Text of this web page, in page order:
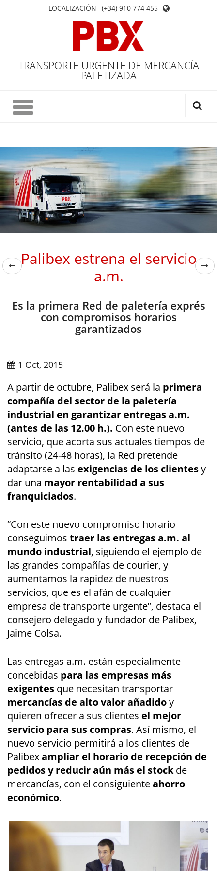
LOCALIZACIÓN (+34) 910 774 455
TRANSPORTE URGENTE DE MERCANCÍA
PALETIZADA
Palibex estrena el servicio
a.m.
Es la primera Red de paletería exprés
con compromisos horarios
garantizados
1 Oct, 2015
A partir de octubre, Palibex será la primera
compañía del sector de la paletería
industrial en garantizar entregas a.m.
(antes de las 12.00 h.). Con este nuevo
servicio, que acorta sus actuales tiempos de
tránsito (24-48 horas), la Red pretende
adaptarse a las exigencias de los clientesy
dar una mayor rentabilidad a sus
franquiciados.
“Con este nuevo compromiso horario
conseguimos traer las entregas a.m. al
mundo industrial, siguiendo el ejemplo de
las grandes compañías de courier, y
aumentamos la rapidez de nuestros
servicios, que es el afán de cualquier
empresa de transporte urgente”, destaca el
consejero delegado y fundador de Palibex,
Jaime Colsa.
Las entregas a.m. están especialmente
concebidas para las empresas más
exigentes que necesitan transportar
mercancías de alto valor añadidoy
quieren ofrecer a sus clientes el mejor
servicio para sus compras. Así mismo, el
nuevo servicio permitirá a los clientes de
Palibexampliar el horario de recepción de
pedidos y reducir aún más el stockde
mercancías, con el consiguienteahorro
económico.